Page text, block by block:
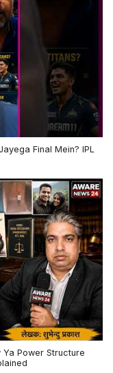
Final Mein? IPL
Ya Power Structure